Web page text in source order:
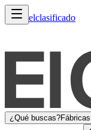
elclasificado
¿Qué buscas?Fábricas